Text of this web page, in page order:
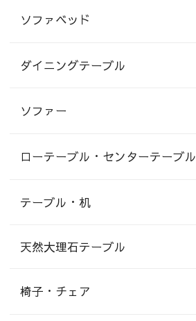
ソファベッド
ダイニングテーブル
ソファー
ローテーブル・センターテーブル
テーブル・机
天然大理石テーブル
椅子・チェア